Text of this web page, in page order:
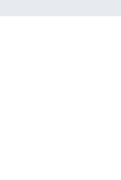
open ruimte)